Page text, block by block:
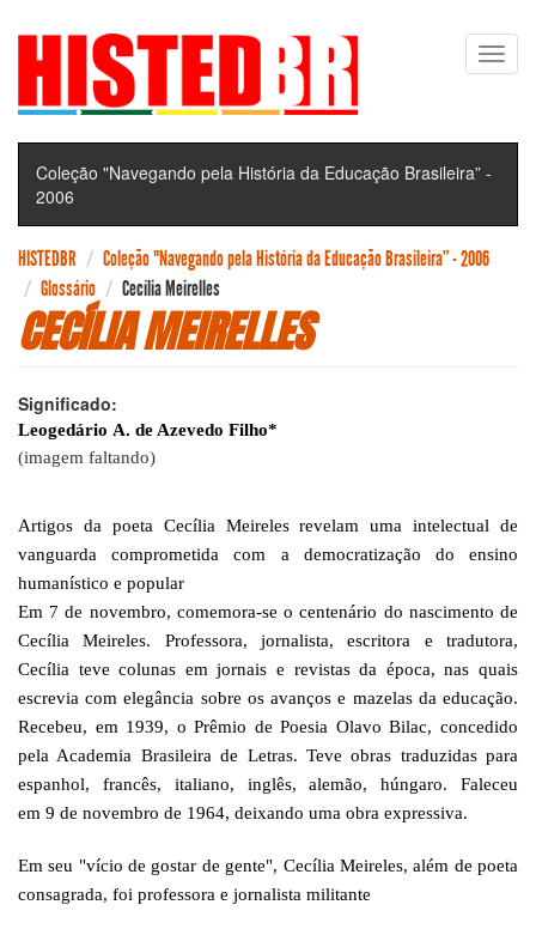
Pular
conteúdo
Coleção "Navegando pela História da Educação Brasileira” -
2006
HISTEDBR
Coleção "Navegando pela História da Educação Brasileira” - 2006
Glossário
Cecília Meirelles
CECÍLIA MEIRELLES
Significado:
Leogedário A. de Azevedo Filho*
(imagem faltando)
Artigos da poeta Cecília Meireles revelam uma intelectual de
vanguarda comprometida com a democratização do ensino
humanístico e popular
Em 7 de novembro, comemora-se o centenário do nascimento de
Cecília Meireles. Professora, jornalista, escritora e tradutora,
Cecília teve colunas em jornais e revistas da época, nas quais
escrevia com elegância sobre os avanços e mazelas da educação.
Recebeu, em 1939, o Prêmio de Poesia Olavo Bilac, concedido
pela Academia Brasileira de Letras. Teve obras traduzidas para
espanhol, francês, italiano, inglês, alemão, húngaro. Faleceu
em 9 de novembro de 1964, deixando uma obra expressiva.
Em seu "vício de gostar de gente", Cecília Meireles, além de poeta
consagrada, foi professora e jornalista militante